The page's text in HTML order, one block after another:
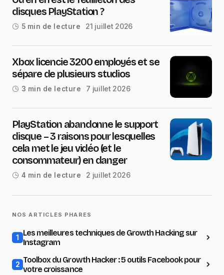
disques PlayStation ?
5 min de lecture 21 juillet 2026
Xbox licencie 3200 employés et se
sépare de plusieurs studios
3 min de lecture 7 juillet 2026
PlayStation abandonne le support
disque – 3 raisons pour lesquelles
cela met le jeu vidéo (et le
consommateur) en danger
4 min de lecture 2 juillet 2026
NOS ARTICLES PHARES
1 Les meilleures techniques de Growth Hacking sur
Instagram
2 Toolbox du Growth Hacker : 5 outils Facebook pour
votre croissance